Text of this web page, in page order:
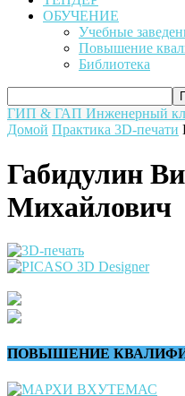
ОБУЧЕНИЕ
Учебные
Повышение
Библиотека
ГИП & ГАП Инженерный
Домой Практика 3D-печати
Габидулин
Михайлович
ПОВЫШЕНИЕ